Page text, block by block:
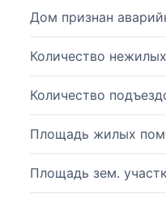
Дом признан
Количество
Количество
Площадь жилых
Площадь зем.